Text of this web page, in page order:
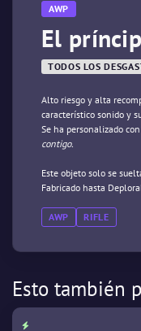
AWP
El
TODOS LOS
Alto riesgo y alta
característico sonido y
Se ha personalizado
contigo.
Este objeto solo se
Fabricado hasta
AWP RIFLE
Esto también